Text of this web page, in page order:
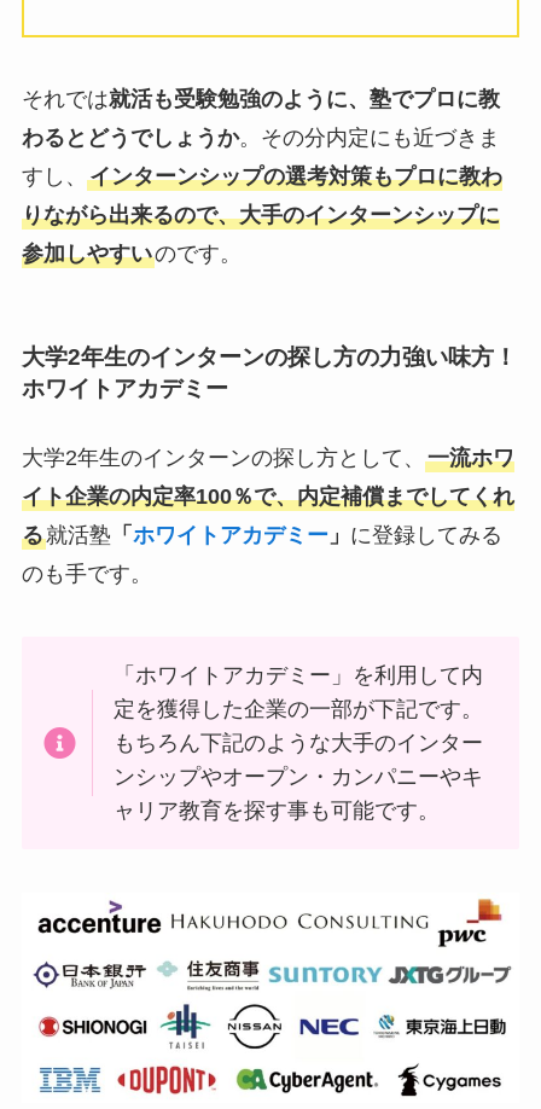
それでは就活も受験勉強のように、塾でプロに教
わるとどうでしょうか。その分内定にも近づきま
すし、 インターンシップの選考対策もプロに教わ
りながら出来るので、大手のインターンシップに
参加しやすいのです。
大学2年生のインターンの探し方の力強い味方！
ホワイトアカデミー
大学2年生のインターンの探し方として、 一流ホワ
イト企業の内定率100％で、内定補償までしてくれ
る就活塾 「 ホワイトアカデミー」 に登録してみる
のも手です。
「ホワイトアカデミー」を利用して内
定を獲得した企業の一部が下記です。
もちろん下記のような大手のインター
ンシップやオープン・カンパニーやキ
ャリア教育を探す事も可能です。